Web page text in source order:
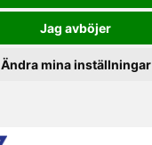
Jag avböjer
Ändra mina inställningar